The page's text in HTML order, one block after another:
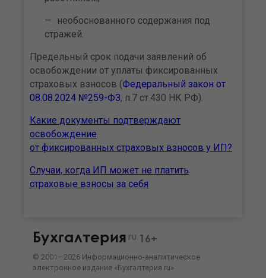
необоснованного содержания под
стражей.
Предельный срок подачи заявлений об
освобождении от уплаты фиксированных
страховых взносов (Федеральный закон от
08.08.2024 №259-ФЗ, п.7 ст.430 НК РФ).
Какие документы подтверждают
освобождение
от фиксированных страховых взносов у ИП?
Случаи, когда ИП может не платить
страховые взносы за себя
Бухгалтерия ru 16+
© 2001—2026 Информационно-аналитическое
электронное издание «Бухгалтерия.ru»